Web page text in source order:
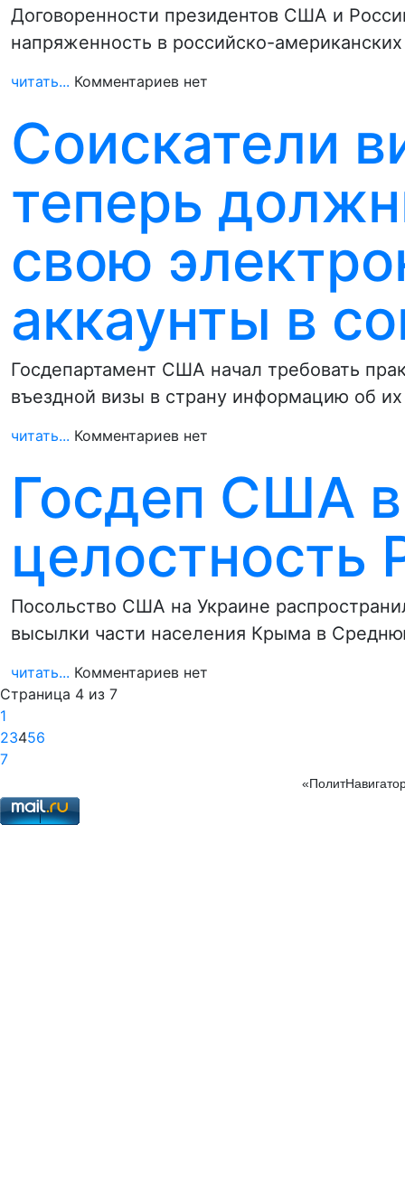
Договоренности президентов США и
напряженность в российско-
читать... Комментариев нет
Соискатели
теперь
свою
аккаунты в
Госдепартамент США начал требовать
въездной визы в страну информацию об
читать... Комментариев нет
Госдеп США
целостность
Посольство США на Украине
высылки части населения Крыма в
читать... Комментариев нет
Страница 4 из 7
1
23456
7